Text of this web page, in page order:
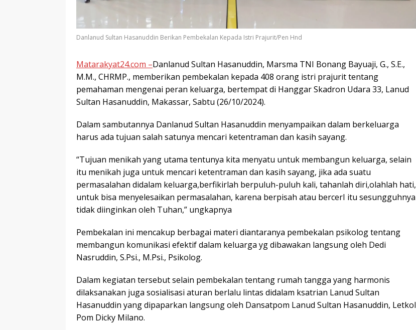
Danlanud Sultan Hasanuddin Berikan Pembekalan Kepada Istri Prajurit/Pen Hnd
Matarakyat24.com –Danlanud Sultan Hasanuddin, Marsma TNI Bonang Bayuaji, G., S.E.,
M.M., CHRMP., memberikan pembekalan kepada 408 orang istri prajurit tentang
pemahaman mengenai peran keluarga, bertempat di Hanggar Skadron Udara 33, Lanud
Sultan Hasanuddin, Makassar, Sabtu (26/10/2024).
Dalam sambutannya Danlanud Sultan Hasanuddin menyampaikan dalam berkeluarga
harus ada tujuan salah satunya mencari ketentraman dan kasih sayang.
“Tujuan menikah yang utama tentunya kita menyatu untuk membangun keluarga, selain
itu menikah juga untuk mencari ketentraman dan kasih sayang, jika ada suatu
permasalahan didalam keluarga,berfikirlah berpuluh-puluh kali, tahanlah diri,olahlah hati,
untuk bisa menyelesaikan permasalahan, karena berpisah atau bercerI itu sesungguhnya
tidak diinginkan oleh Tuhan,” ungkapnya
Pembekalan ini mencakup berbagai materi diantaranya pembekalan psikolog tentang
membangun komunikasi efektif dalam keluarga yg dibawakan langsung oleh Dedi
Nasruddin, S.Psi., M.Psi., Psikolog.
Dalam kegiatan tersebut selain pembekalan tentang rumah tangga yang harmonis
dilaksanakan juga sosialisasi aturan berlalu lintas didalam ksatrian Lanud Sultan
Hasanuddin yang dipaparkan langsung oleh Dansatpom Lanud Sultan Hasanuddin, Letkol
Pom Dicky Milano.